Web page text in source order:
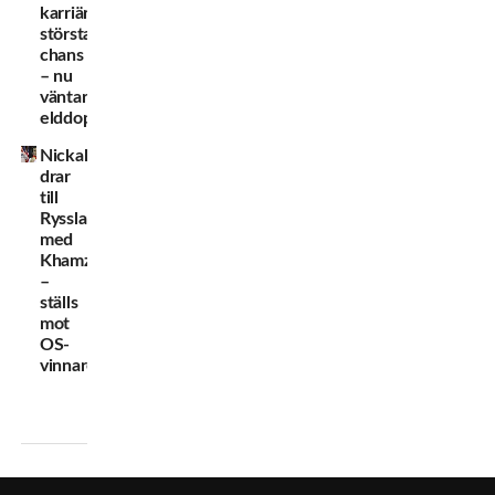
karriärens
största
chans
– nu
väntar
elddopet
Nickal
drar
till
Ryssland
med
Khamzat
–
ställs
mot
OS-
vinnare